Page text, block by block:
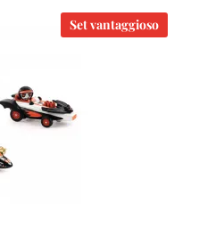
Set vantaggioso